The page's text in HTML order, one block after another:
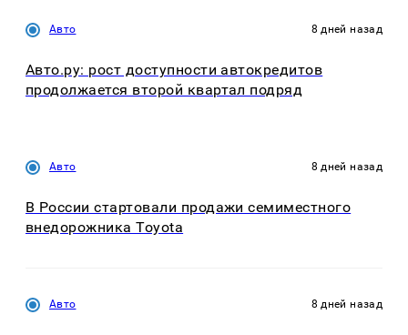
Авто 8 дней назад
Авто.ру: рост доступности автокредитов
продолжается второй квартал подряд
Авто 8 дней назад
В России стартовали продажи семиместного
внедорожника Toyota
Авто 8 дней назад